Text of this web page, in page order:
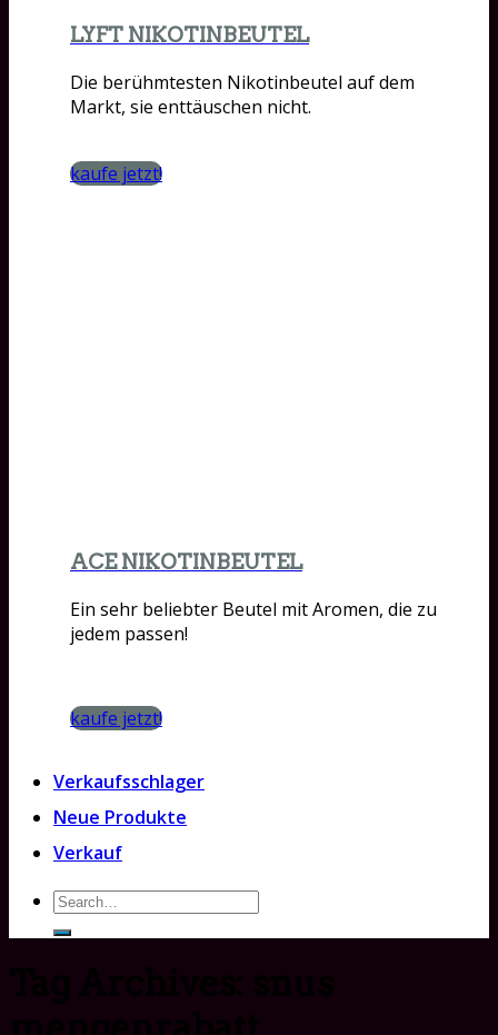
LYFT NIKOTINBEUTEL
Die berühmtesten Nikotinbeutel auf dem
Markt, sie enttäuschen nicht.
kaufe jetzt!
ACE NIKOTINBEUTEL
Ein sehr beliebter Beutel mit Aromen, die zu
jedem passen!
kaufe jetzt!
Verkaufsschlager
Neue Produkte
Verkauf
Search
for: